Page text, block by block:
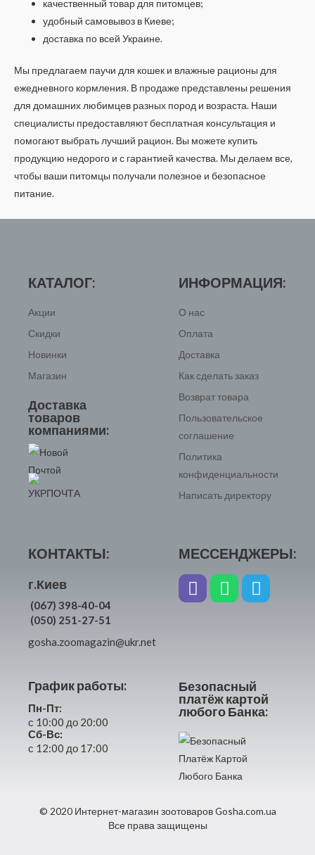
качественный товар для питомцев;
удобный самовывоз в Киеве;
доставка по всей Украине.
Мы предлагаем паучи для кошек и влажные рационы для
ежедневного кормления. В продаже представлены решения
для домашних любимцев разных пород и возраста. Наши
специалисты предоставляют бесплатная консультация и
помогают выбрать лучший рацион. Вы можете купить
продукцию недорого и с гарантией качества. Мы делаем все,
чтобы ваши питомцы получали полезное и безопасное
питание.
КАТАЛОГ:
Акции
Скидки
Новинки
Магазин
Доставка
товаров
компаниями:
ИНФОРМАЦИЯ:
О нас
Оплата
Доставка
Как сделать заказ
Возврат товара
Пользовательское
соглашение
Политика
конфиденциальности
Написать директору
КОНТАКТЫ:
г.Киев
(067) 398-40-04
(050) 251-27-51
gosha.zoomagazin@ukr.net
График работы:
Пн-Пт:
с 10:00 до 20:00
Сб-Вс:
с 12:00 до 17:00
МЕССЕНДЖЕРЫ:
Безопасный
платёж картой
любого Банка:
© 2020 Интернет-магазин зоотоваров Gosha.com.ua
Все права защищены